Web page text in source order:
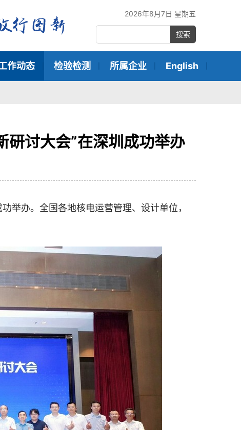
2026年8月7日 星期五
搜索
作动态 检验检测 所属企业 English
讨大会”在深圳成功举办
举办。全国各地核电运营管理、设计单位，